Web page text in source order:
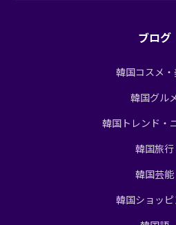
ブログ
韓国コスメ
韓国グル
韓国トレンド・
韓国旅行
韓国芸能
韓国ショッ